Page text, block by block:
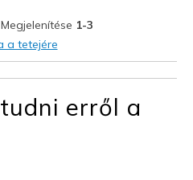
1-3
a tetejére
erről a